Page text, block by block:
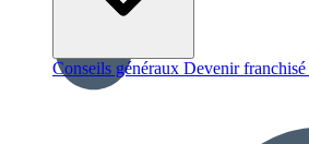
Conseils généraux Devenir franchisé